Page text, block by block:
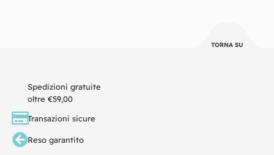
TORNA SU
Spedizioni gratuite
oltre €59,00
Transazioni sicure
Reso garantito